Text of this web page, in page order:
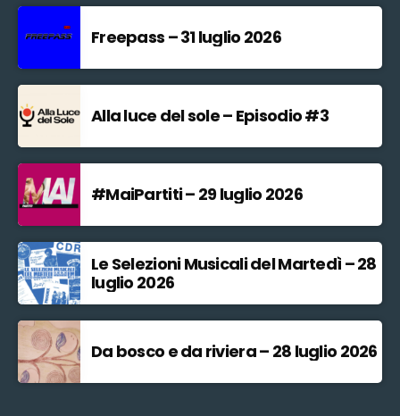
Freepass – 31 luglio 2026
Alla luce del sole – Episodio #3
#MaiPartiti – 29 luglio 2026
Le Selezioni Musicali del Martedì – 28
luglio 2026
Da bosco e da riviera – 28 luglio 2026